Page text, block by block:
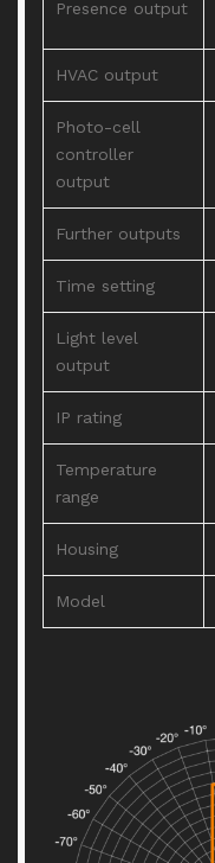
Presence output
HVAC output
Photo-cell
controller
output
Further outputs
Time setting
Light level
output
IP rating
Temperature
range
Housing
Model